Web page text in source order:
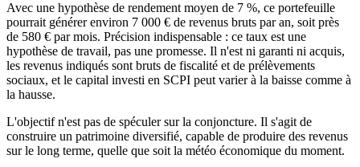
Avec une hypothèse de rendement moyen de 7 %, ce portefeuille
pourrait générer environ 7 000 € de revenus bruts par an, soit près
de 580 € par mois. Précision indispensable : ce taux est une
hypothèse de travail, pas une promesse. Il n'est ni garanti ni acquis,
les revenus indiqués sont bruts de fiscalité et de prélèvements
sociaux, et le capital investi en SCPI peut varier à la baisse comme à
la hausse.
L'objectif n'est pas de spéculer sur la conjoncture. Il s'agit de
construire un patrimoine diversifié, capable de produire des revenus
sur le long terme, quelle que soit la météo économique du moment.